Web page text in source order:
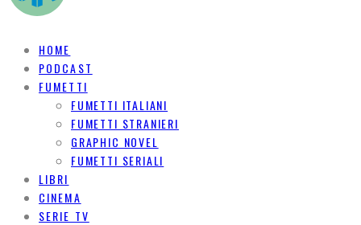
HOME
PODCAST
FUMETTI
FUMETTI ITALIANI
FUMETTI STRANIERI
GRAPHIC NOVEL
FUMETTI SERIALI
LIBRI
CINEMA
SERIE TV